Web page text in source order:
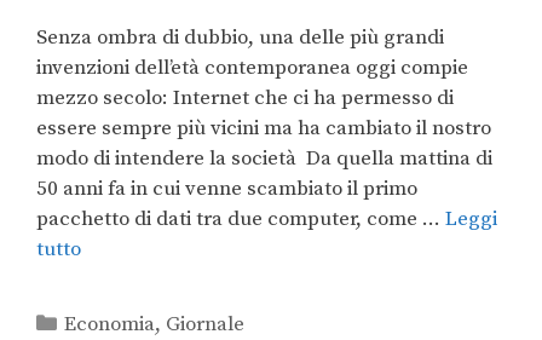
Senza ombra di dubbio, una delle più grandi
invenzioni dell’età contemporanea oggi compie
mezzo secolo: Internet che ci ha permesso di
essere sempre più vicini ma ha cambiato il nostro
modo di intendere la società Da quella mattina di
50 anni fa in cui venne scambiato il primo
pacchetto di dati tra due computer, come … Leggi
tutto
Economia, Giornale